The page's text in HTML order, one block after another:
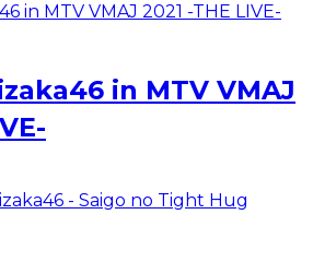
in MTV VMAJ